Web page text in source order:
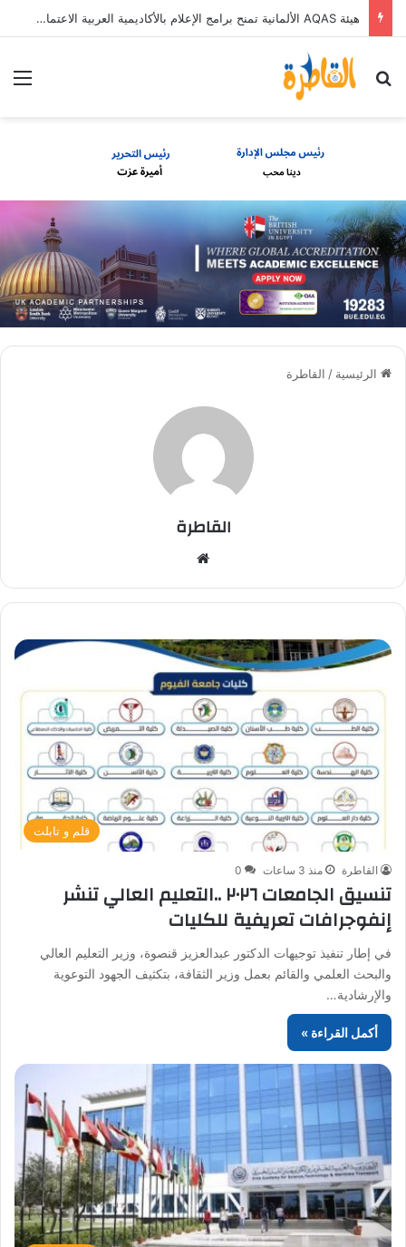
هيئة AQAS الألمانية تمنح برامج الإعلام بالأكاديمية العربية الاعتماد غير المشروط وفق المعايير الأوروبية
بحث عن
الرئيسية / القاطرة
القاطرة
قلم و تابلت
القاطرة منذ 3 ساعات 0
تنسيق الجامعات ٢٠٢٦ ..التعليم العالي تنشر
إنفوجرافات تعريفية للكليات
في إطار تنفيذ توجيهات الدكتور عبدالعزيز قنصوة، وزير التعليم العالي
والبحث العلمي والقائم بعمل وزير الثقافة، بتكثيف الجهود التوعوية
والإرشادية…
أكمل القراءة »